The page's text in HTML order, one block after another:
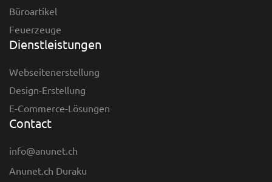
Büroartikel
Feuerzeuge
Dienstleistungen
Webseitenerstellung
Design-Erstellung
E-Commerce-Lösungen
Contact
info@anunet.ch
Anunet.ch Duraku